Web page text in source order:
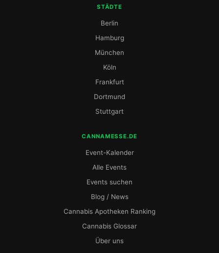
STÄDTE
Berlin
Hamburg
München
Köln
Frankfurt
Dortmund
Stuttgart
CANNAMESSE.DE
Event-Kalender
Alle Events
Events suchen
Blog / News
Cannabis Apotheken Ranking
Cannabis Glossar
Über uns